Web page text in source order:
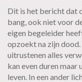
Dit is het bericht dat
bang, ook niet voor
eigen begeleider
opzoekt na zijn
uitrustenen alles
kan even duren
leven. In een ander